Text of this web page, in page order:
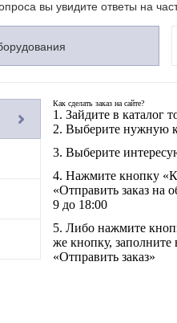
вы увидите ответы на
Как сделать заказ на сайте?
1. Зайдите в каталог
2. Выберите нужную
3. Выберите
4. Нажмите кнопку
«Отправить заказ на
9 до 18:00
5. Либо нажмите
же кнопку,
«Отправить заказ»